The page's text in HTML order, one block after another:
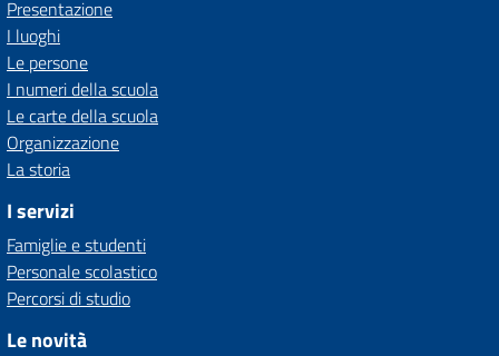
Presentazione
I luoghi
Le persone
I numeri della scuola
Le carte della scuola
Organizzazione
La storia
I servizi
Famiglie e studenti
Personale scolastico
Percorsi di studio
Le novità